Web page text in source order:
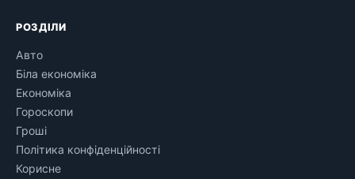
РОЗДІЛИ
Авто
Біла економіка
Економіка
Гороскопи
Гроші
Політика конфіденційності
Корисне